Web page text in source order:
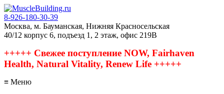
8-926-180-30-39
Москва, м. Бауманская, Нижняя Красносельская
40/12 корпус 6, подъезд 1, 2 этаж, офис 219В
+++++ Свежее поступление NOW, Fairhaven
Health, Natural Vitality, Renew Life +++++
≡ Меню